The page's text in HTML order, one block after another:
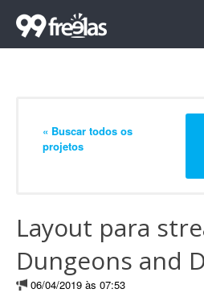
« Buscar todos os
projetos
Layout para
Dungeons and
06/04/2019 às 07:53